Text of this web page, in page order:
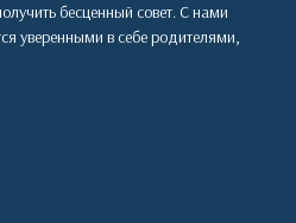
бесценный совет. С нами
уверенными в себе родителями,